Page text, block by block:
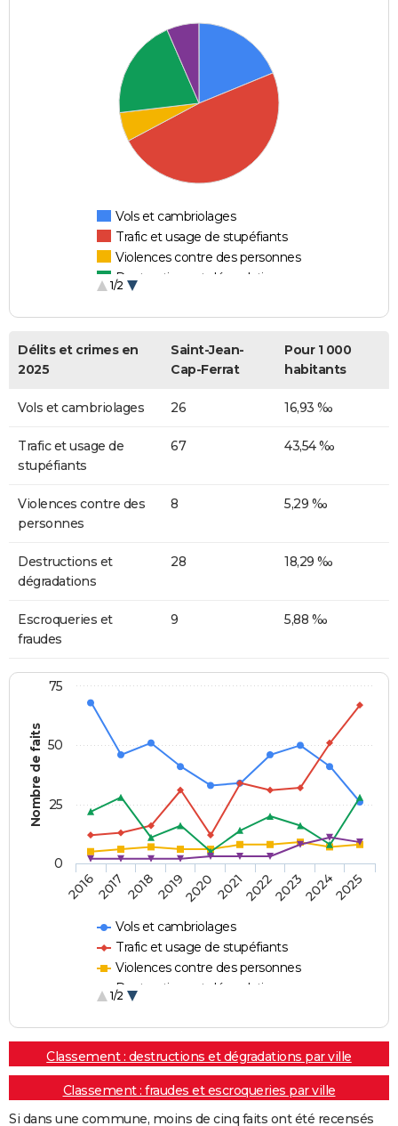
Vols et cambriolages
Trafic et usage de stupéfiants
Violences contre des personnes
Destructions et dégradations
1/2
Délits et crimes en
2025
Saint-Jean-
Cap-Ferrat
Pour 1 000
habitants
Vols et cambriolages 26 16,93 ‰
Trafic et usage de
stupéfiants
67 43,54 ‰
Violences contre des
personnes
8 5,29 ‰
Destructions et
dégradations
28 18,29 ‰
Escroqueries et
fraudes
9 5,88 ‰
Nombre de faits
Vols et cambriolages
Trafic et usage de stupéfiants
Violences contre des personnes
Destructions et dégradations
1/2
20162017 20182019202020212022202320242025
0
25
50
75
Classement : destructions et dégradations par ville
Classement : fraudes et escroqueries par ville
Si dans une commune, moins de cinq faits ont été recensés